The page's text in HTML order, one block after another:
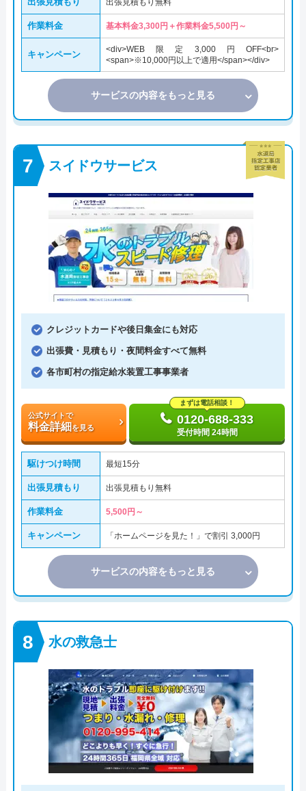
出張見積もり無料
作業料金 基本料金3,300円＋作業料金5,500円～
キャンペーン
<div>WEB限定3,000円OFF<br>
<span>※10,000円以上で適用</span></div>
サービスの内容をもっと見る
スイドウサービス
クレジットカードや後日集金にも対応
出張費・見積もり・夜間料金すべて無料
各市町村の指定給水装置工事事業者
公式サイトで
料金詳細 を見る
まずは電話相談！
0120-688-333
受付時間 24時間
駆けつけ時間 最短15分
出張見積もり 出張見積もり無料
作業料金 5,500円～
キャンペーン 「ホームページを見た！」で割引 3,000円
サービスの内容をもっと見る
水の救急士